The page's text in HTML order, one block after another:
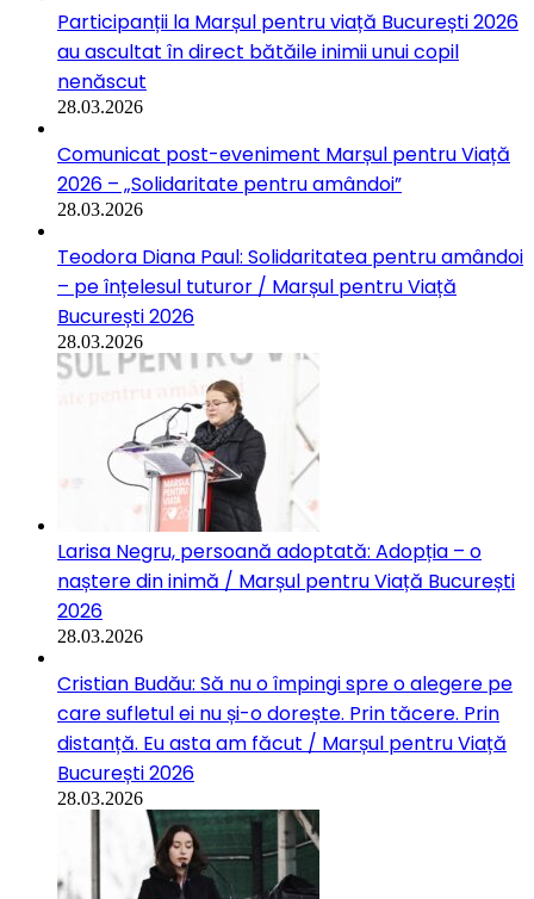
Participanții la Marșul pentru viață București 2026
au ascultat în direct bătăile inimii unui copil
nenăscut
28.03.2026
Comunicat post-eveniment Marșul pentru Viață
2026 – „Solidaritate pentru amândoi”
28.03.2026
Teodora Diana Paul: Solidaritatea pentru amândoi
– pe înțelesul tuturor / Marșul pentru Viață
București 2026
28.03.2026
Larisa Negru, persoană adoptată: Adopția – o
naștere din inimă / Marșul pentru Viață București
2026
28.03.2026
Cristian Budău: Să nu o împingi spre o alegere pe
care sufletul ei nu și-o dorește. Prin tăcere. Prin
distanță. Eu asta am făcut / Marșul pentru Viață
București 2026
28.03.2026